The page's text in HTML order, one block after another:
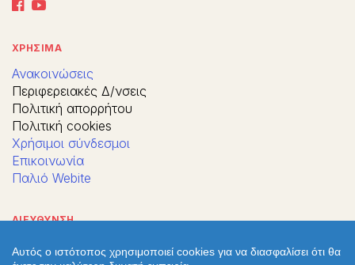
ΧΡΗΣΙΜΑ
Ανακοινώσεις
Περιφερειακές Δ/νσεις
Πολιτική απορρήτου
Πολιτική cookies
Χρήσιμοι σύνδεσμοι
Επικοινωνία
Παλιό Webite
ΔΙΕΥΘΥΝΣΗ
Αυτός ο ιστότοπος χρησιμοποιεί cookies για να διασφαλίσει ότι θα